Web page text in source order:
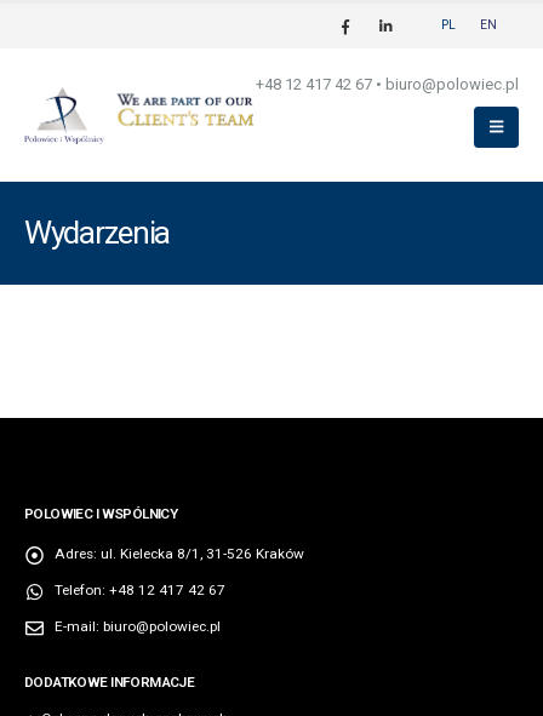
PL EN
+48 12 417 42 67 • biuro@polowiec.pl
Wydarzenia
POLOWIEC I WSPÓLNICY
Adres: ul. Kielecka 8/1, 31-526 Kraków
Telefon: +48 12 417 42 67
E-mail: biuro@polowiec.pl
DODATKOWE INFORMACJE